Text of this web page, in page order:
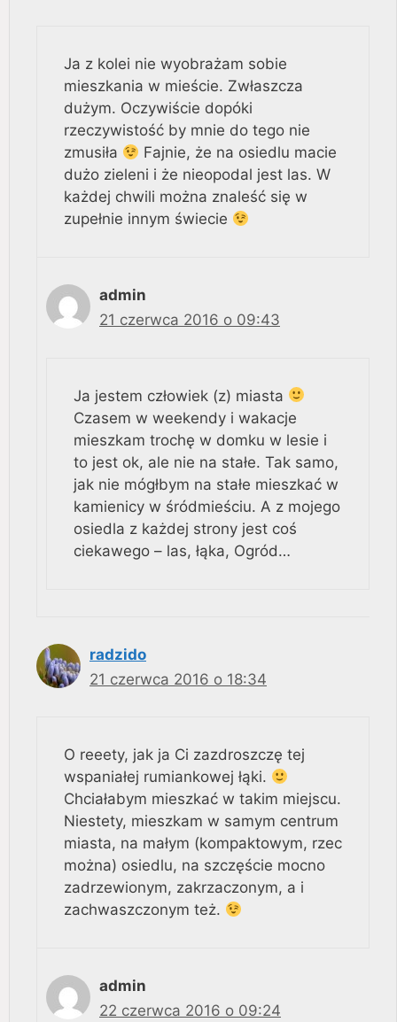
Ja z kolei nie wyobrażam sobie
mieszkania w mieście. Zwłaszcza
dużym. Oczywiście dopóki
rzeczywistość by mnie do tego nie
zmusiła
Fajnie, że na osiedlu macie
dużo zieleni i że nieopodal jest las. W
każdej chwili można znaleść się w
zupełnie innym świecie
admin
21 czerwca 2016 o 09:43
Ja jestem człowiek (z) miasta
Czasem w weekendy i wakacje
mieszkam trochę w domku w lesie i
to jest ok, ale nie na stałe. Tak samo,
jak nie mógłbym na stałe mieszkać w
kamienicy w śródmieściu. A z mojego
osiedla z każdej strony jest coś
ciekawego – las, łąka, Ogród…
radzido
21 czerwca 2016 o 18:34
O reeety, jak ja Ci zazdroszczę tej
wspaniałej rumiankowej łąki.
Chciałabym mieszkać w takim miejscu.
Niestety, mieszkam w samym centrum
miasta, na małym (kompaktowym, rzec
można) osiedlu, na szczęście mocno
zadrzewionym, zakrzaczonym, a i
zachwaszczonym też.
admin
22 czerwca 2016 o 09:24